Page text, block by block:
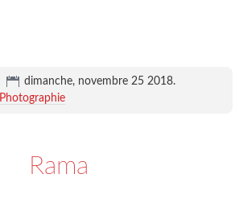
dimanche, novembre 25 2018.
Photographie
Rama